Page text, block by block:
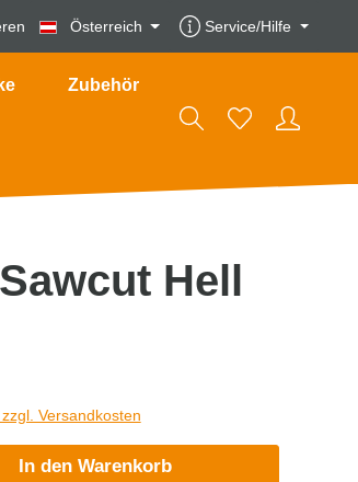
Österreich Service/Hilfe
Zubehör
Hell
Versandkosten
In den Warenkorb